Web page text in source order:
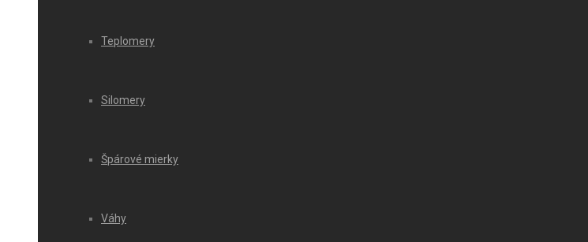
Teplomery
Silomery
Špárové mierky
Váhy